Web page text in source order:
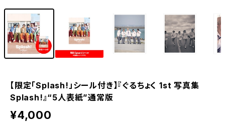
【限定「Splash!」シール付き】『ぐるちょく 1st 写真集
Splash!』“5人表紙”通常版
¥4,000